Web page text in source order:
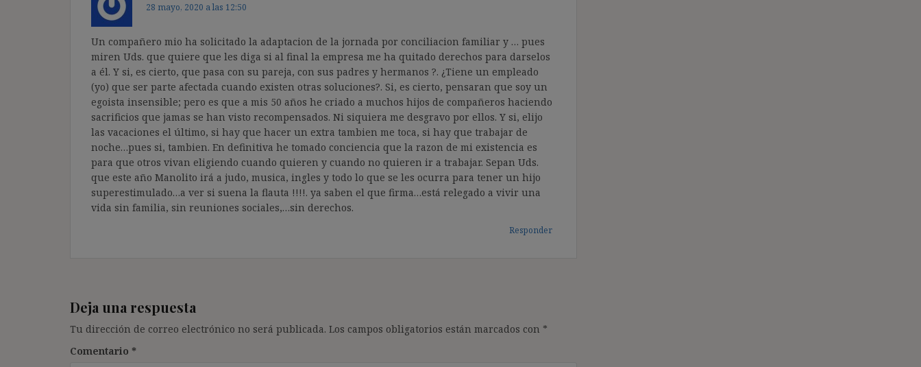
28 mayo, 2020 a las 12:50
Un compañero mio ha solicitado la adaptacion de la jornada por conciliacion familiar y … pues
miren Uds. que quiere que les diga si al final la empresa me ha quitado derechos para darselos
a él. Y si, es cierto, que pasa con su pareja, con sus padres y hermanos ?. ¿Tiene un empleado
(yo) que ser parte afectada cuando existen otras soluciones?. Si, es cierto, pensaran que soy un
egoista insensible; pero es que a mis 50 años he criado a muchos hijos de compañeros haciendo
sacrificios que jamas se han visto recompensados. Ni siquiera me desgravo por ellos. Y si, elijo
las vacaciones el último, si hay que hacer un extra tambien me toca, si hay que trabajar de
noche…pues si, tambien. En definitiva he tomado conciencia que la razon de mi existencia es
para que otros vivan eligiendo cuando quieren y cuando no quieren ir a trabajar. Sepan Uds.
que este año Manolito irá a judo, musica, ingles y todo lo que se les ocurra para tener un hijo
superestimulado…a ver si suena la flauta !!!!. ya saben el que firma…está relegado a vivir una
vida sin familia, sin reuniones sociales,…sin derechos.
Responder
Deja una respuesta
Tu dirección de correo electrónico no será publicada. Los campos obligatorios están marcados con *
Comentario *